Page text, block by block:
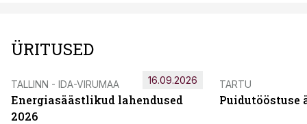
ÜRITUSED
TALLINN - IDA-VIRUMAA
Energiasäästlikud lahendused
2026
16.09.2026 TARTU
Puidutööstuse